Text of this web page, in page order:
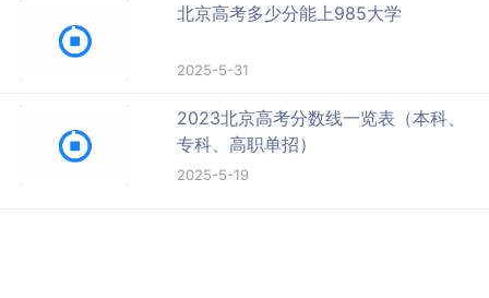
北京高考多少分能上985大学
2025-5-31
2023北京高考分数线一览表（本科、
专科、高职单招）
2025-5-19